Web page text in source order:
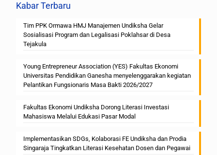
Kabar Terbaru
Tim PPK Ormawa HMJ Manajemen Undiksha Gelar
Sosialisasi Program dan Legalisasi Poklahsar di Desa
Tejakula
Young Entrepreneur Association (YES) Fakultas Ekonomi
Universitas Pendidikan Ganesha menyelenggarakan kegiatan
Pelantikan Fungsionaris Masa Bakti 2026/2027
Fakultas Ekonomi Undiksha Dorong Literasi Investasi
Mahasiswa Melalui Edukasi Pasar Modal
Implementasikan SDGs, Kolaborasi FE Undiksha dan Prodia
Singaraja Tingkatkan Literasi Kesehatan Dosen dan Pegawai